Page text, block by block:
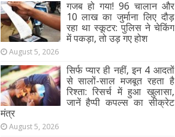
गजब हो गया! 96 चालान और
10 लाख का जुर्माना लिए दौड़
रहा था स्कूटर: पुलिस ने चेकिंग
में पकड़ा, तो उड़ गए होश
August 5, 2026
सिर्फ प्यार ही नहीं, इन 4 आदतों
से सालों-साल मजबूत रहता है
रिश्ता: रिसर्च में हुआ खुलासा,
जानें हैप्पी कपल्स का सीक्रेट
मंत्र
August 5, 2026